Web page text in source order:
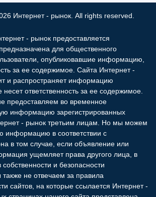
Интернет - рынок. All rights reserved.
- рынок предоставляется
для общественного
опубликовавшие информацию,
за ее содержимое. Сайта Интернет -
и распространяет информацию
несет ответственность за ее содержимое.
предоставляем во временное
информацию зарегистрированных
- рынок третьим лицам. Но мы можем
информацию в соответствии с
в том случае, если объявление или
ущемляет права другого лица, в
и безопасности
не отвечаем за правила
сайтов, на которые ссылается Интернет -